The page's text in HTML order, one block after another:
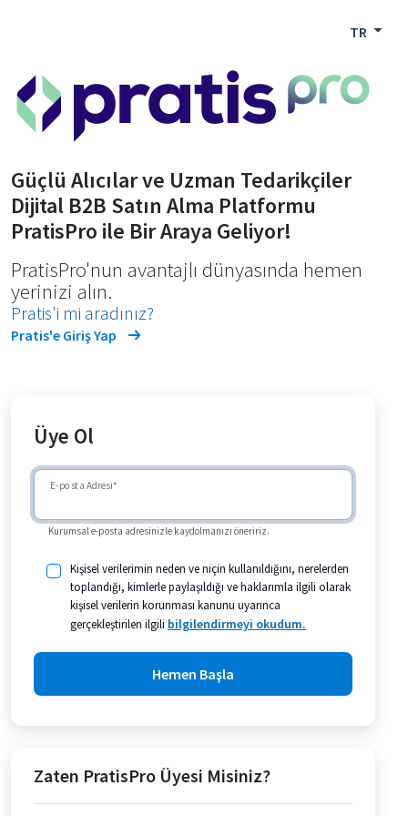
TR
Güçlü Alıcılar ve Uzman Tedarikçiler
Dijital B2B Satın Alma Platformu
PratisPro ile Bir Araya Geliyor!
PratisPro'nun avantajlı dünyasında hemen
yerinizi alın.
Pratis'i mi aradınız?
Pratis'e Giriş Yap
Üye Ol
E-posta Adresi
Kurumsal e-posta adresinizle kaydolmanızı öneririz.
Kişisel verilerimin neden ve niçin kullanıldığını, nerelerden
toplandığı, kimlerle paylaşıldığı ve haklarımla ilgili olarak
kişisel verilerin korunması kanunu uyarınca
gerçekleştirilen ilgili bilgilendirmeyi okudum.
Hemen Başla
Zaten PratisPro Üyesi Misiniz?